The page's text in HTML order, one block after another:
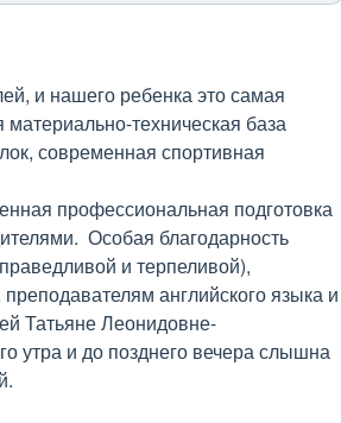
и нашего ребенка это самая
техническая база
современная спортивная
Особая благодарность
и терпеливой),
английского языка и
Татьяне Леонидовне-
утра и до позднего вечера слышна